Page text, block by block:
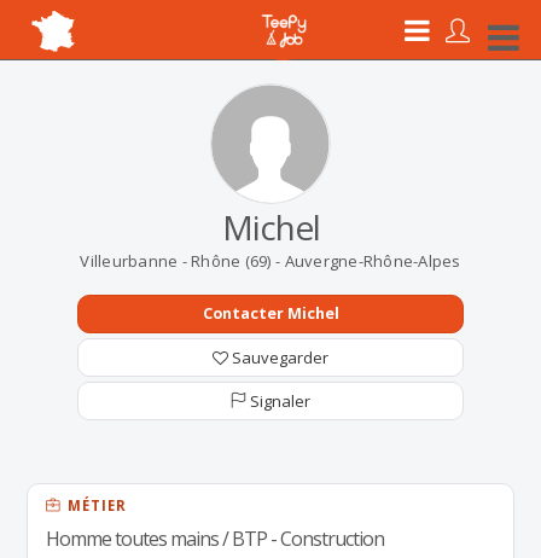
Michel
Villeurbanne - Rhône (69) - Auvergne-Rhône-Alpes
Contacter Michel
Sauvegarder
Signaler
MÉTIER
Homme toutes mains / BTP - Construction